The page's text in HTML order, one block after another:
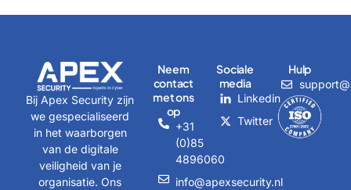
Bij Apex Security zijn
we gespecialiseerd
in het waarborgen
van de digitale
veiligheid van je
organisatie. Ons
Neem
contact
met ons
op
+31
(0)85
4896060
info@apexsecurity.nl
Sociale
media
Linkedin
Twitter
Hulp